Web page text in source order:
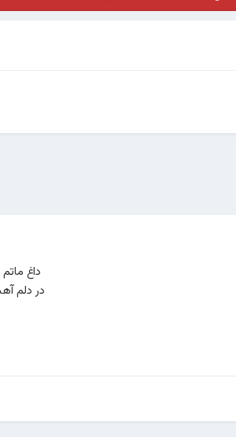
داغ
در دلم